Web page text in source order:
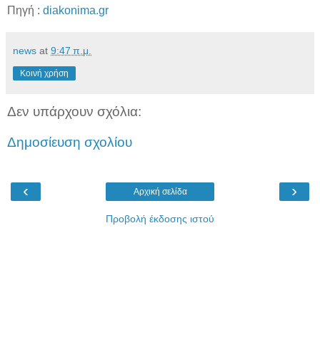
Πηγή : diakonima.gr
news at 9:47 π.μ.
Κοινή χρήση
Δεν υπάρχουν σχόλια:
Δημοσίευση σχολίου
‹ ›
Αρχική σελίδα
Προβολή έκδοσης ιστού